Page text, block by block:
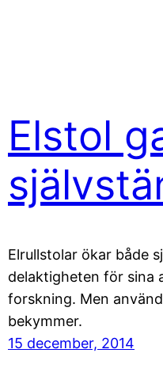
Elstol
Elrullstolar ökar både
delaktigheten för sina
forskning. Men
bekymmer.
15 december, 2014